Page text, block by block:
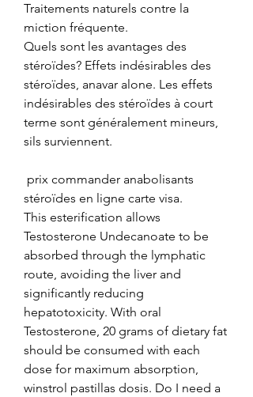
Traitements naturels contre la
miction fréquente.
Quels sont les avantages des
stéroïdes? Effets indésirables des
stéroïdes, anavar alone. Les effets
indésirables des stéroïdes à court
terme sont généralement mineurs,
sils surviennent.
stéroïdes en ligne carte visa.
This esterification allows
Testosterone Undecanoate to be
absorbed through the lymphatic
route, avoiding the liver and
significantly reducing
hepatotoxicity. With oral
Testosterone, 20 grams of dietary fat
should be consumed with each
dose for maximum absorption,
winstrol pastillas dosis. Do I need a